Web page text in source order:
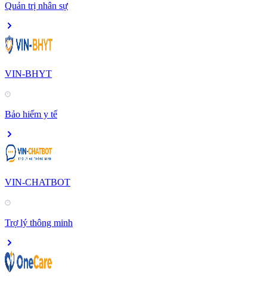
Quản trị nhân sự
VIN-BHYT
Bảo hiểm y tế
VIN-CHATBOT
Trợ lý thông minh